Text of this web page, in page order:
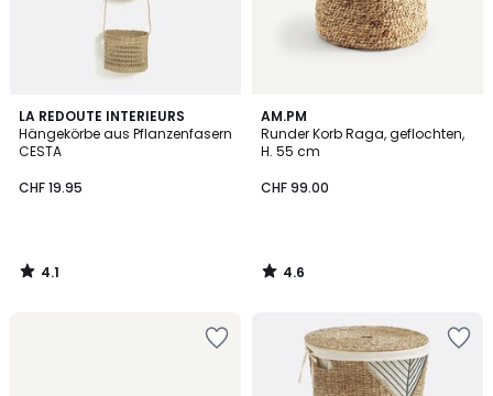
LA REDOUTE INTERIEURS
Hängekörbe aus Pflanzenfasern
CESTA
CHF 19.95
4.1
/ 5
4.1
/
AM.PM
Runder Korb Raga, geflochten,
H. 55 cm
CHF 99.00
4.6
/ 5
4.6
/